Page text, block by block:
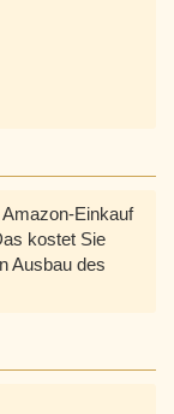
Einkauf
kostet Sie
Ausbau des